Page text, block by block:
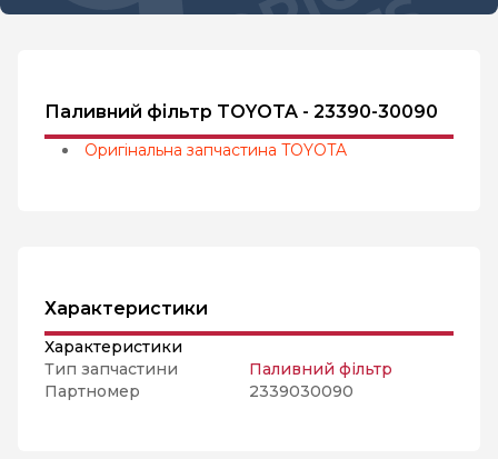
Паливний фільтр TOYOTA - 23390-30090
Оригінальна запчастина TOYOTA
Характеристики
Характеристики
Тип запчастини
Паливний фільтр
Партномер
2339030090